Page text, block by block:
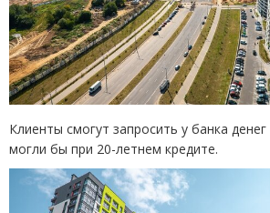
Клиенты смогут запросить у банка
могли бы при 20-летнем кредите.